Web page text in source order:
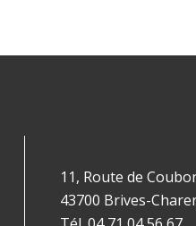
11, Route de
43700 Brives-